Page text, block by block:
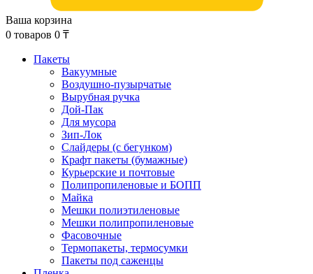
Ваша корзина
0 товаров 0 ₸
Пакеты
Вакуумные
Воздушно-пузырчатые
Вырубная ручка
Дой-Пак
Для мусора
Зип-Лок
Слайдеры (с бегунком)
Крафт пакеты (бумажные)
Курьерские и почтовые
Полипропиленовые и БОПП
Майка
Мешки полиэтиленовые
Мешки полипропиленовые
Фасовочные
Термопакеты, термосумки
Пакеты под саженцы